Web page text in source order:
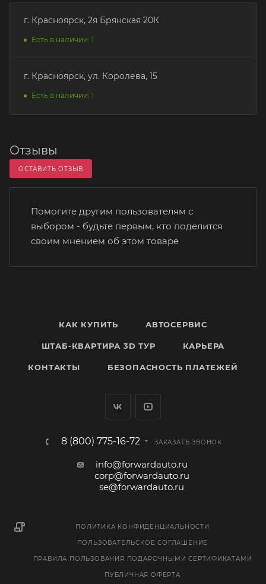
г. Красноярск, 2я Брянская 20К
Есть в наличии: 1
г. Красноярск, ул. Королева, 15
Есть в наличии: 1
Отзывы
ОСТАВИТЬ ОТЗЫВ
Помогите другим пользователям с
выбором - будьте первым, кто поделится
своим мнением об этом товаре
КАК КУПИТЬ АВТОСЕРВИС
ШТАБ-КВАРТИРА 3D ТУР КАРЬЕРА
КОНТАКТЫ БЕЗОПАСНОСТЬ ПЛАТЕЖЕЙ
8 (800) 775-16-72 ЗАКАЗАТЬ ЗВОНОК
info@forwardauto.ru
corp@forwardauto.ru
se@forwardauto.ru
ПОЛИТИКА КОНФИДЕНЦИАЛЬНОСТИ
ПОЛЬЗОВАТЕЛЬСКОЕ СОГЛАШЕНИЕ
ПРАВИЛА ПОЛЬЗОВАНИЯ ПОДАРОЧНЫМИ СЕРТИФИКАТАМИ
ПУБЛИЧНАЯ ОФЕРТА